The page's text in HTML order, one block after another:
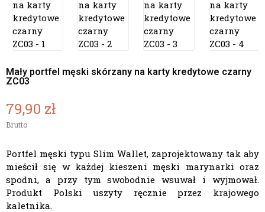
Mały portfel męski skórzany na karty kredytowe czarny
ZC03
79,90 zł
Brutto
Portfel męski typu Slim Wallet, zaprojektowany tak aby
mieścił się w każdej kieszeni męski marynarki oraz
spodni, a przy tym swobodnie wsuwał i wyjmował.
Produkt Polski uszyty ręcznie przez krajowego
kaletnika.